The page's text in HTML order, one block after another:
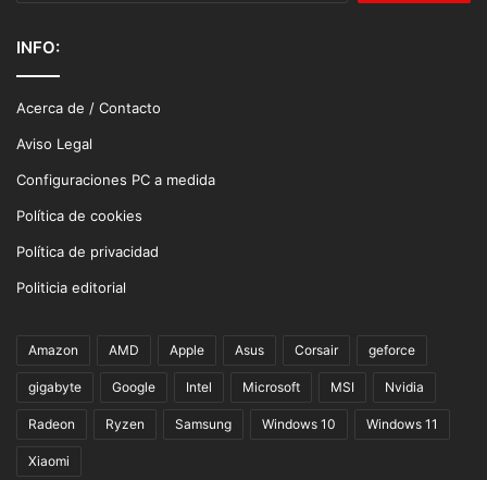
INFO:
Acerca de / Contacto
Aviso Legal
Configuraciones PC a medida
Política de cookies
Política de privacidad
Politicia editorial
Amazon AMD Apple Asus Corsair geforce
gigabyte Google Intel Microsoft MSI Nvidia
Radeon Ryzen Samsung Windows 10 Windows 11
Xiaomi